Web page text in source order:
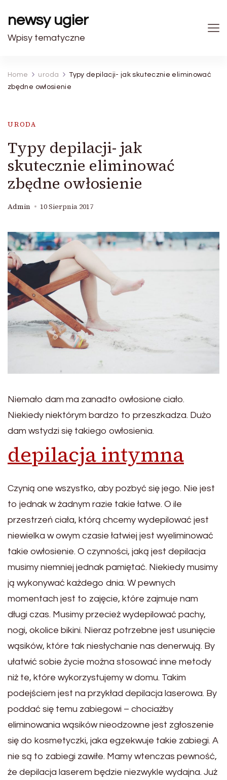
newsy ugier
Wpisy tematyczne
Home uroda
Typy depilacji- jak skutecznie eliminować
zbędne owłosienie
URODA
Typy depilacji- jak
skutecznie eliminować
zbędne owłosienie
Admin 10 Sierpnia 2017
Niemało dam ma zanadto owłosione ciało.
Niekiedy niektórym bardzo to przeszkadza. Dużo
dam wstydzi się takiego owłosienia.
depilacja intymna
Czynią one wszystko, aby pozbyć się jego. Nie jest
to jednak w żadnym razie takie łatwe. O ile
przestrzeń ciała, którą chcemy wydepilować jest
niewielka w owym czasie łatwiej jest wyeliminować
takie owłosienie. O czynności, jaką jest depilacja
musimy niemniej jednak pamiętać. Niekiedy musimy
ją wykonywać każdego dnia. W pewnych
momentach jest to zajęcie, które zajmuje nam
długi czas. Musimy przecież wydepilować pachy,
nogi, okolice bikini. Nieraz potrzebne jest usunięcie
wąsików, które tak niesłychanie nas denerwują. By
ułatwić sobie życie można stosować inne metody
niż te, które wykorzystujemy w domu. Takim
podejściem jest na przykład depilacja laserowa. By
poddać się temu zabiegowi – chociażby
eliminowania wąsików nieodzowne jest zgłoszenie
się do kosmetyczki, jaka egzekwuje takie zabiegi. A
nie są to zabiegi zawiłe. Mamy wtenczas pewność,
że depilacja laserem będzie niezwykle wydajna. Już